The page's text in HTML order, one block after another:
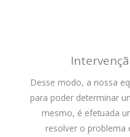
Desse modo, a nossa
para poder determinar
mesmo, é efetuada
resolver o problema